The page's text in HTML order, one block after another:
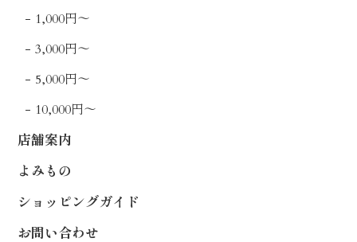
1,000円〜
3,000円〜
5,000円〜
10,000円〜
店舗案内
よみもの
ショッピングガイド
お問い合わせ